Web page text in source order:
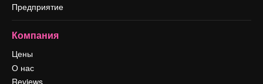
Предприятие
Компания
Цены
О нас
Reviews